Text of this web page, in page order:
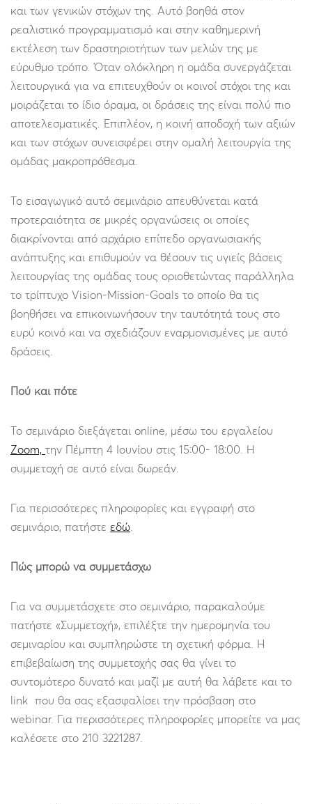
και των γενικών στόχων της. Αυτό βοηθά στον
ρεαλιστικό προγραμματισμό και στην καθημερινή
εκτέλεση των δραστηριοτήτων των μελών της με
εύρυθμο τρόπο. Όταν ολόκληρη η ομάδα συνεργάζεται
λειτουργικά για να επιτευχθούν οι κοινοί στόχοι της και
μοιράζεται το ίδιο όραμα, οι δράσεις της είναι πολύ πιο
αποτελεσματικές. Επιπλέον, η κοινή αποδοχή των αξιών
και των στόχων συνεισφέρει στην ομαλή λειτουργία της
ομάδας μακροπρόθεσμα.
Το εισαγωγικό αυτό σεμινάριο απευθύνεται κατά
προτεραιότητα σε μικρές οργανώσεις οι οποίες
διακρίνονται από αρχάριο επίπεδο οργανωσιακής
ανάπτυξης και επιθυμούν να θέσουν τις υγιείς βάσεις
λειτουργίας της ομάδας τους οριοθετώντας παράλληλα
το τρίπτυχο Vision-Mission-Goals το οποίο θα τις
βοηθήσει να επικοινωνήσουν την ταυτότητά τους στο
ευρύ κοινό και να σχεδιάζουν εναρμονισμένες με αυτό
δράσεις.
Πού και πότε
Το σεμινάριο διεξάγεται online, μέσω του εργαλείου
Ζοοm, την Πέμπτη 4 Ιουνίου στις 15:00- 18:00. Η
συμμετοχή σε αυτό είναι δωρεάν.
Για περισσότερες πληροφορίες και εγγραφή στο
σεμινάριο, πατήστε εδώ
Πώς μπορώ να συμμετάσχω
Για να συμμετάσχετε στο σεμινάριο, παρακαλούμε
πατήστε «Συμμετοχή», επιλέξτε την ημερομηνία του
σεμιναρίου και συμπληρώστε τη σχετική φόρμα. Η
επιβεβαίωση της συμμετοχής σας θα γίνει το
συντομότερο δυνατό και μαζί με αυτή θα λάβετε και το
link που θα σας εξασφαλίσει την πρόσβαση στο
webinar. Για περισσότερες πληροφορίες μπορείτε να μας
καλέσετε στο 210 3221287.